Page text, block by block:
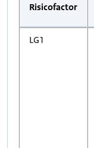
Risicofactor
LG1